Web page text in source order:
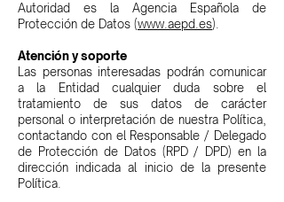
Autoridad es la Agencia Española de
Protección de Datos (www.aepd.es).
Atención y soporte
Las personas interesadas podrán comunicar
a la Entidad cualquier duda sobre el
tratamiento de sus datos de carácter
personal o interpretación de nuestra Política,
contactando con el Responsable / Delegado
de Protección de Datos (RPD / DPD) en la
dirección indicada al inicio de la presente
Política.